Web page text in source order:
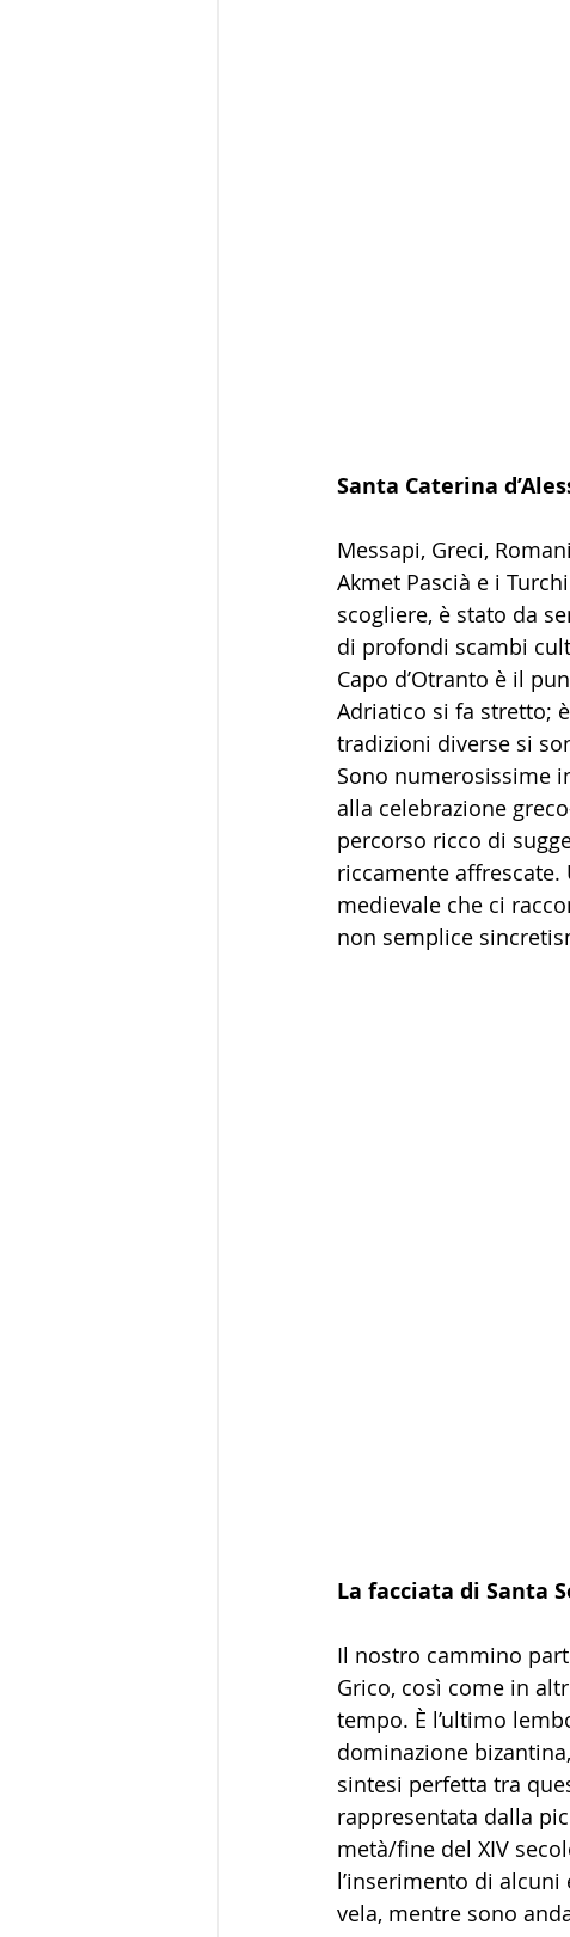
Santa Caterina
Messapi, Greci,
Akmet Pascià e i
scogliere, è stato da
di profondi scambi
Capo d’Otranto è il
Adriatico si fa stretto;
tradizioni diverse si
Sono numerosissime
alla celebrazione
percorso ricco di
riccamente
medievale che ci
non semplice
La facciata di Santa
Il nostro cammino
Grico, così come in
tempo. È l’ultimo
dominazione
sintesi perfetta tra
rappresentata dalla
metà/fine del XIV
l’inserimento di
vela, mentre sono